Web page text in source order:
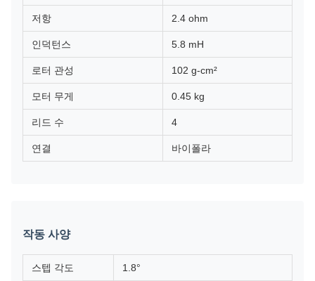
저항 2.4 ohm
인덕턴스 5.8 mH
로터 관성 102 g-cm²
모터 무게 0.45 kg
리드 수 4
연결 바이폴라
작동 사양
스텝 각도 1.8°